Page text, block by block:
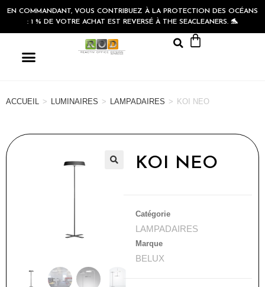
EN COMMANDANT, VOUS CONTRIBUEZ À LA PROTECTION DES OCÉANS
: 1 % DE VOTRE ACHAT EST REVERSÉ À THE SEACLEANERS. 🐬
ACCUEIL > LUMINAIRES > LAMPADAIRES > KOI NEO
KOI NEO
Catégorie
LAMPADAIRES
Marque
BELUX